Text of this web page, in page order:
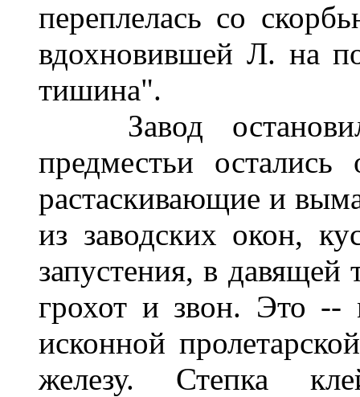
переплелась со
вдохновившей Л. на
тишина".
Завод
предместьи
растаскивающие и
из заводских окон,
запустения, в давящей
грохот и звон. Это --
исконной
железу. Степка